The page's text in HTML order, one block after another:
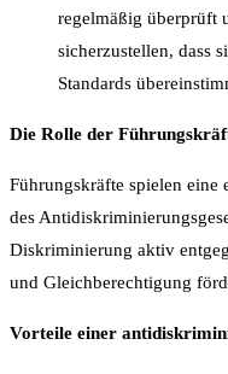
regelmäßig überprüft
sicherzustellen, dass
Standards
Die Rolle der
Führungskräfte spielen eine
des
Diskriminierung aktiv
und Gleichberechtigung
Vorteile einer